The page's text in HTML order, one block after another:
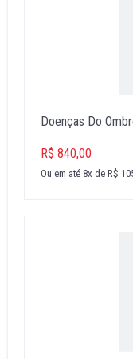
Doenças Do
R$ 840,00
Ou em até 8x de R$